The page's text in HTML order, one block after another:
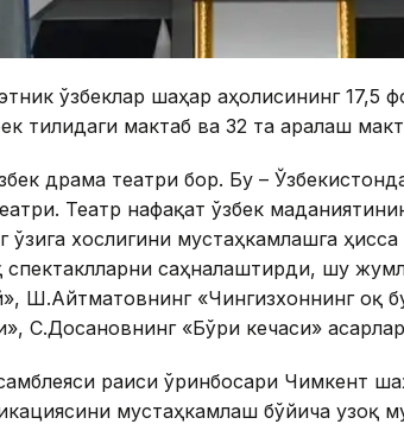
ўзбеклар шаҳар аҳолисининг 17,5
тилидаги мактаб ва 32 та аралаш
драма театри бор. Бу –
Театр нафақат ўзбек
ўзига хослигини мустаҳкамлашга
спектаклларни саҳналаштирди, шу
Ш.Айтматовнинг «Чингизхоннинг оқ
С.Досановнинг «Бўри кечаси»
раиси ўринбосари Чимкент
мустаҳкамлаш бўйича узоқ